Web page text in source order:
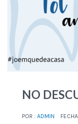
NO
POR : ADMIN